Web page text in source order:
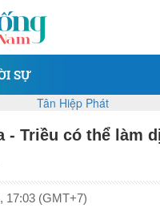
SỰ
- Triều có thể làm
17:03 (GMT+7)